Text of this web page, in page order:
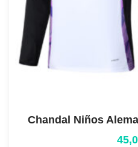
Chandal Niños